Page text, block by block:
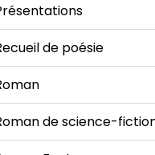
de poésie
de science-